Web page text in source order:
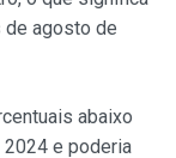
de agosto de
abaixo
e poderia